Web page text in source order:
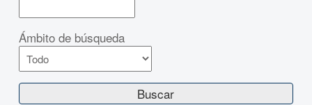
Ámbito de búsqueda